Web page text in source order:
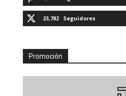
23,782 Seguidores
Promoción